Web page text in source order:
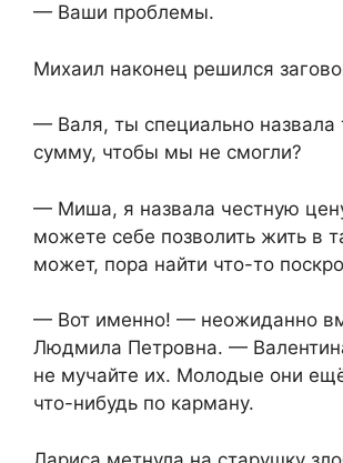
— Ваши проблемы.
Михаил наконец решился
— Валя, ты специально назвала
сумму, чтобы мы не смогли?
— Миша, я назвала честную
можете себе позволить жить в
может, пора найти что-то
— Вот именно! — неожиданно
Людмила Петровна. —
не мучайте их. Молодые они
что-нибудь по карману.